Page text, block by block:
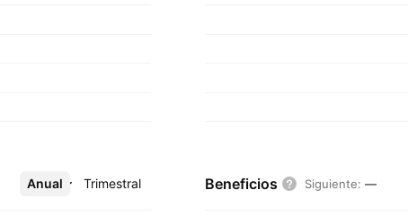
Anual Trimestral
Más Beneficios Siguiente: —